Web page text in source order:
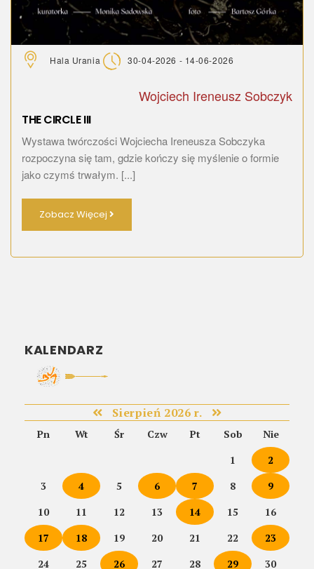
Hala Urania 30-04-2026 - 14-06-2026
Wojciech Ireneusz Sobczyk
THE CIRCLE III
Wystawa twórczości Wojciecha Ireneusza Sobczyka
rozpoczyna się tam, gdzie kończy się myślenie o formie
jako czymś trwałym. [...]
Zobacz Więcej
KALENDARZ
Sierpień 2026 r.
Pn Wt Śr Czw Pt Sob
Nie
1
2
3
4 5 6 7 8
9
10
11 12 13 14 15
16
17
18 19 20 21 22
23
24
25 26 27 28 29 30